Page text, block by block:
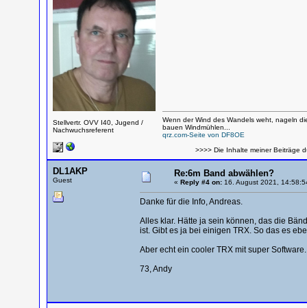
Stellvertr. OVV I40, Jugend /
Nachwuchsreferent
Wenn der Wind des Wandels weht, nageln
bauen Windmühlen...
qrz.com-Seite von DF8OE
>>>> Die Inhalte meiner Beiträge
DL1AKP
Guest
Re:6m Band abwählen?
« Reply #4 on:16. August 2021,
Danke für die Info, Andreas.
Alles klar. Hätte ja sein können, das die
ist. Gibt es ja bei einigen TRX. So das es
Aber echt ein cooler TRX mit super Software.
73, Andy